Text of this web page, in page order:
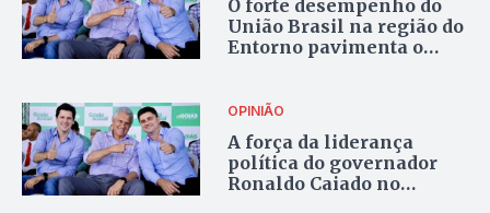
O forte desempenho do
União Brasil na região do
Entorno pavimenta o
OPINIÃO
A força da liderança
política do governador
Ronaldo Caiado no